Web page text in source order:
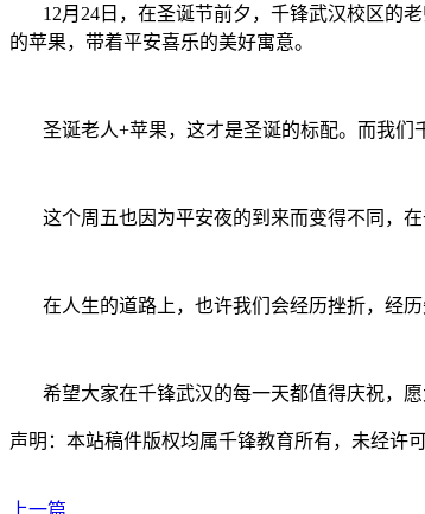
12月24日，在圣诞节前夕，千锋武汉校区的老
的苹果，带着平安喜乐的美好寓意。
圣诞老人+苹果，这才是圣诞的标配。而我们
这个周五也因为平安夜的到来而变得不同，
在人生的道路上，也许我们会经历挫折，经
希望大家在千锋武汉的每一天都值得庆祝，
声明：本站稿件版权均属千锋教育所有，未经许